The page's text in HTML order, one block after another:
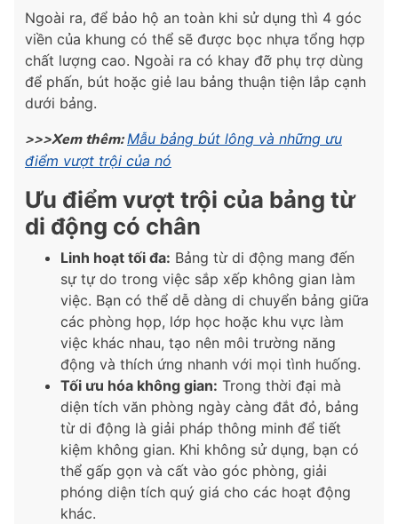
Ngoài ra, để bảo hộ an toàn khi sử dụng thì 4 góc
viền của khung có thể sẽ được bọc nhựa tổng hợp
chất lượng cao. Ngoài ra có khay đỡ phụ trợ dùng
để phấn, bút hoặc giẻ lau bảng thuận tiện lắp cạnh
dưới bảng.
>>>Xem thêm:Mẫu bảng bút lông và những ưu
điểm vượt trội của nó
Ưu điểm vượt trội của bảng từ
di động có chân
Linh hoạt tối đa: Bảng từ di động mang đến
sự tự do trong việc sắp xếp không gian làm
việc. Bạn có thể dễ dàng di chuyển bảng giữa
các phòng họp, lớp học hoặc khu vực làm
việc khác nhau, tạo nên môi trường năng
động và thích ứng nhanh với mọi tình huống.
Tối ưu hóa không gian: Trong thời đại mà
diện tích văn phòng ngày càng đắt đỏ, bảng
từ di động là giải pháp thông minh để tiết
kiệm không gian. Khi không sử dụng, bạn có
thể gấp gọn và cất vào góc phòng, giải
phóng diện tích quý giá cho các hoạt động
khác.